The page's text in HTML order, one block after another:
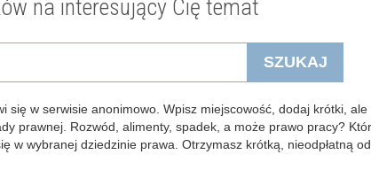
na interesujący Cię temat
SZUKAJ
się w serwisie anonimowo. Wpisz miejscowość, dodaj krótki, ale
prawnej. Rozwód, alimenty, spadek, a może prawo pracy?
wybranej dziedzinie prawa. Otrzymasz krótką, nieodpłatną